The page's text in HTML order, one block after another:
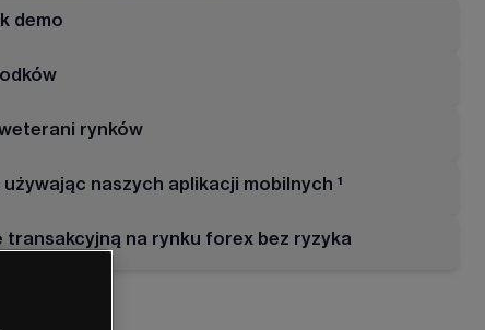
demo
rynków
naszych aplikacji mobilnych ¹
na rynku forex bez ryzyka